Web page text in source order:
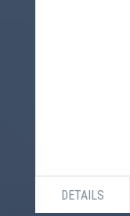
DETAILS